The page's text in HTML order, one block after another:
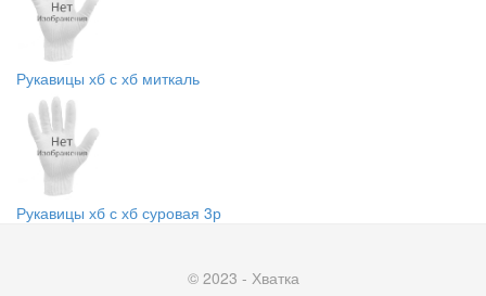
Рукавицы хб с хб миткаль
Рукавицы хб с хб суровая 3р
© 2023 - Хватка